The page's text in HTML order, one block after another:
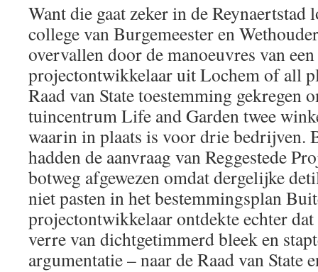
Want die gaat zeker in de Reynaertstad
college van Burgemeester en
overvallen door de manoeuvres van
projectontwikkelaar uit Lochem of all
Raad van State toestemming gekregen
tuincentrum Life and Garden twee
waarin in plaats is voor drie bedrijven.
hadden de aanvraag van Reggestede
botweg afgewezen omdat dergelijke
niet pasten in het bestemmingsplan
projectontwikkelaar ontdekte echter
verre van dichtgetimmerd bleek en
argumentatie – naar de Raad van State